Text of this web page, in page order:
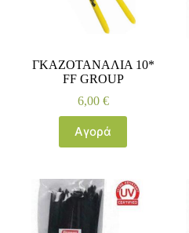
ΓΚΑΖΟΤΑΝΑΛΙΑ 10*
FF GROUΡ
6,00 €
Αγορά